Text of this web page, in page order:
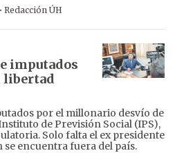
· Redacción ÚH
imputados
libertad
por el millonario desvío de
de Previsión Social (IPS),
Solo falta el ex presidente
se encuentra fuera del país.